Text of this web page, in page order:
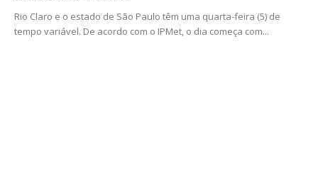
Rio Claro e o estado de São Paulo têm uma quarta-feira (5) de
tempo variável. De acordo com o IPMet, o dia começa com...